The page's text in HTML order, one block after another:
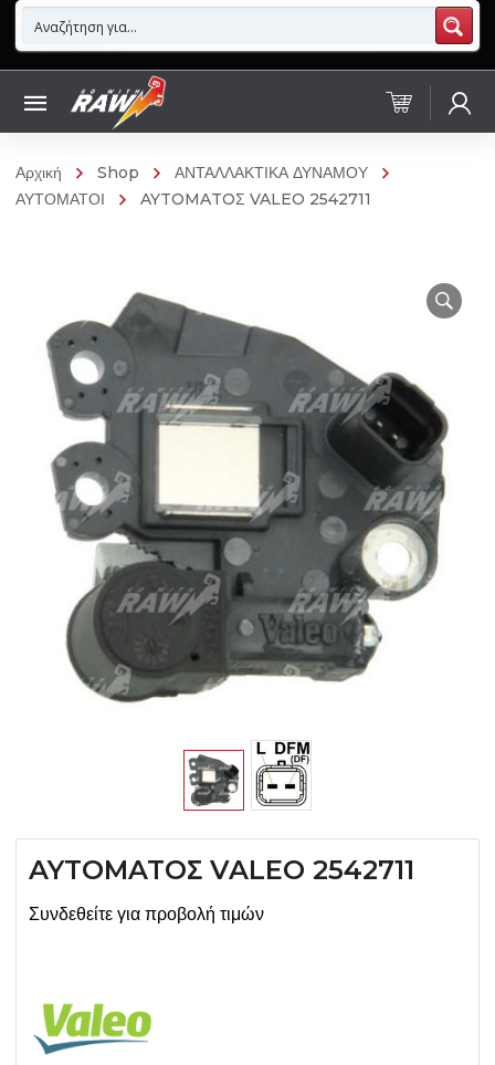
Αρχική Shop
ΑΝΤΑΛΛΑΚΤΙΚΑ ΔΥΝΑΜΟΥ
ΑΥΤΟΜΑΤΟΙ
AYTOMATOΣ VALEO 2542711
AYTOMATOΣ VALEO 2542711
Συνδεθείτε για προβολή τιμών